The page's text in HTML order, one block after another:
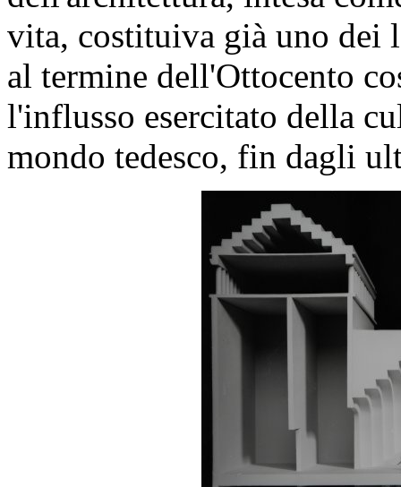
vita, costituiva già uno dei
al termine dell'Ottocento
l'influsso esercitato della
mondo tedesco, fin dagli